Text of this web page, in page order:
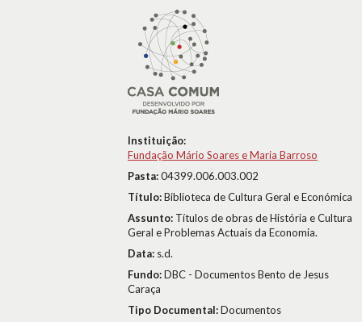
Instituição:
Fundação Mário Soares e Maria Barroso
Pasta:04399.006.003.002
Título:Biblioteca de Cultura Geral e Económica
Assunto: Títulos de obras de História e Cultura
Geral e Problemas Actuais da Economia.
Data: s.d.
Fundo:DBC - Documentos Bento de Jesus
Caraça
Tipo Documental:Documentos